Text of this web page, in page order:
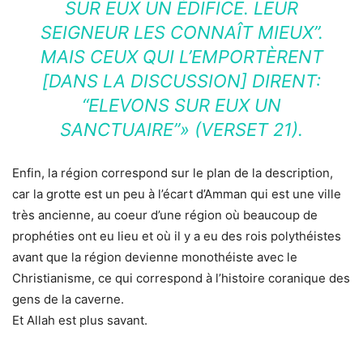
SUR EUX UN ÉDIFICE. LEUR
SEIGNEUR LES CONNAÎT MIEUX”.
MAIS CEUX QUI L’EMPORTÈRENT
[DANS LA DISCUSSION] DIRENT:
“ELEVONS SUR EUX UN
SANCTUAIRE”» (VERSET 21).
Enfin, la région correspond sur le plan de la description,
car la grotte est un peu à l’écart d’Amman qui est une ville
très ancienne, au coeur d’une région où beaucoup de
prophéties ont eu lieu et où il y a eu des rois polythéistes
avant que la région devienne monothéiste avec le
Christianisme, ce qui correspond à l’histoire coranique des
gens de la caverne.
Et Allah est plus savant.